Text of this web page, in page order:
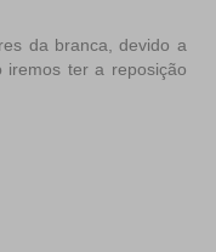
da branca, devido a
iremos ter a reposição